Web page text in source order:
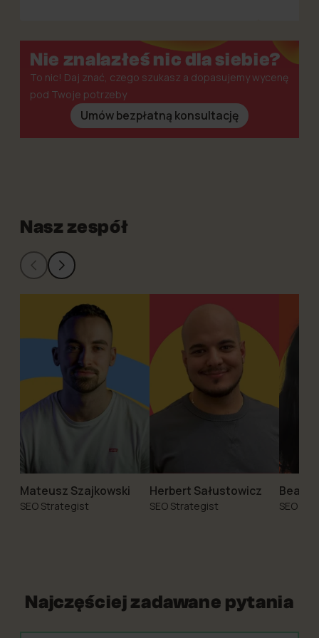
Nie znalazłeś nic dla siebie?
To nic! Daj znać, czego szukasz a dopasujemy wycenę
pod Twoje potrzeby
Umów bezpłatną konsultację
Nasz zespół
Mateusz Szajkowski
SEO Strategist
Herbert Sałustowicz
SEO Strategist
Beata
SEO
Najczęściej zadawane pytania